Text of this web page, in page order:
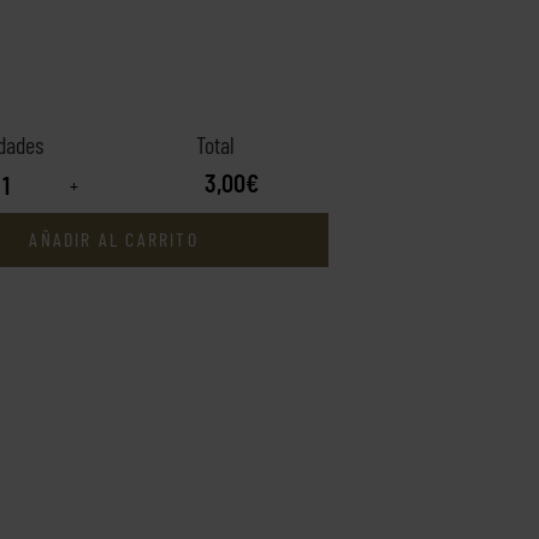
+ 3,00€
AÑADIR AL CARRITO